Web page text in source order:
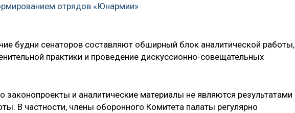
отрядов «Юнармии»
будни сенаторов составляют обширный блок аналитической работы,
практики и проведение дискуссионно-совещательных
законопроекты и аналитические материалы не являются результатами
В частности, члены оборонного Комитета палаты регулярно